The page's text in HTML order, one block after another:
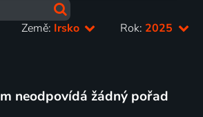
Země: Irsko Rok: 2025
neodpovídá žádný pořad